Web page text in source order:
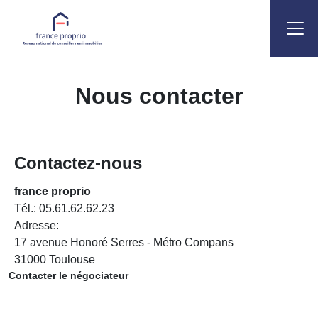
Studio T1
Nous contacter
Contactez-nous
france proprio
Tél.: 05.61.62.62.23
Adresse:
17 avenue Honoré Serres - Métro Compans
31000 Toulouse
Contacter le négociateur